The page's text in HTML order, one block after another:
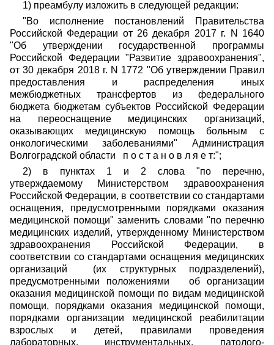
1) преамбулу изложить в следующей редакции:
"Во исполнение постановлений Правительства
Российской Федерации от 26 декабря 2017 г. N 1640
"Об утверждении государственной программы
Российской Федерации "Развитие здравоохранения",
от 30 декабря 2018 г. N 1772 "Об утверждении Правил
предоставления и распределения иных
межбюджетных трансфертов из федерального
бюджета бюджетам субъектов Российской Федерации
на переоснащение медицинских организаций,
оказывающих медицинскую помощь больным с
онкологическими заболеваниями" Администрация
Волгоградской области п о с т а н о в л я е т:";
2) в пунктах 1 и 2 слова "по перечню,
утверждаемому Министерством здравоохранения
Российской Федерации, в соответствии со стандартами
оснащения, предусмотренными порядками оказания
медицинской помощи" заменить словами "по перечню
медицинских изделий, утвержденному Министерством
здравоохранения Российской Федерации, в
соответствии со стандартами оснащения медицинских
организаций (их структурных подразделений),
предусмотренными положениями об организации
оказания медицинской помощи по видам медицинской
помощи, порядками оказания медицинской помощи,
порядками организации медицинской реабилитации
взрослых и детей, правилами проведения
лабораторных, инструментальных, патолого-